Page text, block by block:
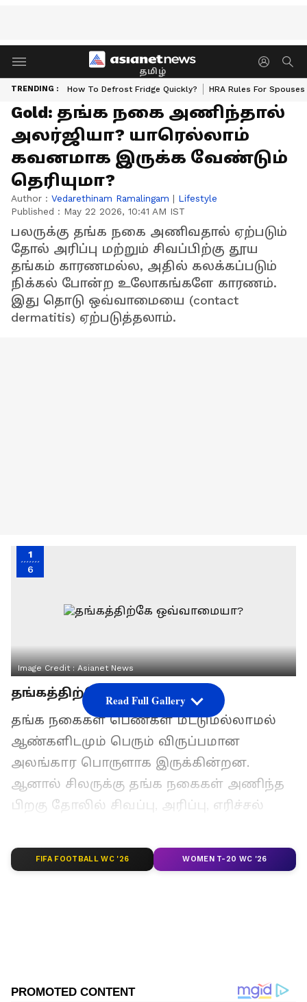
தமிழ்
TRENDING : How To Defrost Fridge Quickly? HRA Rules For Spouses
Gold: தங்க நகை அணிந்தால்
அலர்ஜியா? யாரெல்லாம்
கவனமாக இருக்க வேண்டும்
தெரியுமா?
Author : Vedarethinam Ramalingam | Lifestyle
Published : May 22 2026, 10:41 AM IST
பலருக்கு தங்க நகை அணிவதால் ஏற்படும்
தோல் அரிப்பு மற்றும் சிவப்பிற்கு தூய
தங்கம் காரணமல்ல, அதில் கலக்கப்படும்
நிக்கல் போன்ற உலோகங்களே காரணம்.
இது தொடு ஒவ்வாமையை (contact
dermatitis) ஏற்படுத்தலாம்.
1
6
Image Credit :Asianet News
தங்கத்திற்கே ஒவ்வாமையா?
தங்க நகைகள் பெண்கள் மட்டுமல்லாமல்
ஆண்களிடமும் பெரும் விருப்பமான
அலங்கார பொருளாக இருக்கின்றன.
ஆனால் சிலருக்கு தங்க நகைகள் அணிந்த
பிறகு தோலில் சிவப்பு, அரிப்பு, எரிச்சல்
இதனால் “தங்கத்திற்கே ஒவ்வாமையா?”
என்ற கேள்வி பலரிடமும் எழுகிறது.
ஏசியாநெட் தமிழ்-ஐ உங்கள் முதன்மைத்
Read Full Gallery
FIFA FOOTBALL WC '26 WOMEN T-20 WC '26